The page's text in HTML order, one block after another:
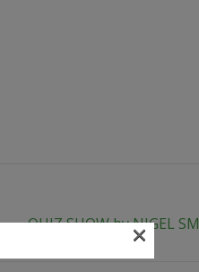
QUIZ SHOW by NIGEL
×